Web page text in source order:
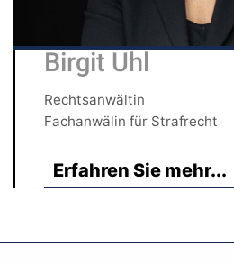
Birgit Uhl
Rechtsanwältin
Fachanwälin für Strafrecht
Erfahren Sie mehr...